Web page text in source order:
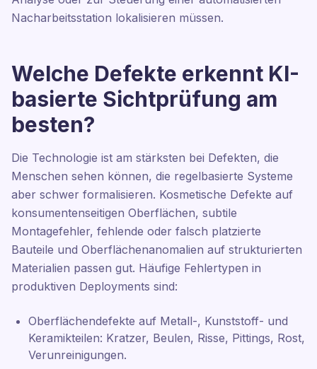
Nacharbeitsstation lokalisieren müssen.
Welche Defekte erkennt KI-
basierte Sichtprüfung am
besten?
Die Technologie ist am stärksten bei Defekten, die
Menschen sehen können, die regelbasierte Systeme
aber schwer formalisieren. Kosmetische Defekte auf
konsumentenseitigen Oberflächen, subtile
Montagefehler, fehlende oder falsch platzierte
Bauteile und Oberflächenanomalien auf strukturierten
Materialien passen gut. Häufige Fehlertypen in
produktiven Deployments sind:
Oberflächendefekte auf Metall-, Kunststoff- und
Keramikteilen: Kratzer, Beulen, Risse, Pittings, Rost,
Verunreinigungen.